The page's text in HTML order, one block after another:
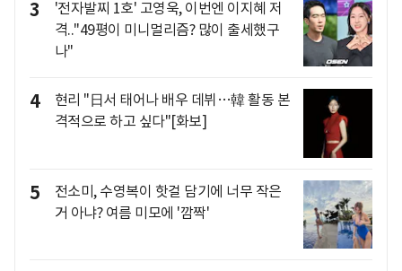
3
'전자발찌 1호' 고영욱, 이번엔 이지혜 저
격.."49평이 미니멀리즘? 많이 출세했구
나"
4
현리 "日서 태어나 배우 데뷔…韓 활동 본
격적으로 하고 싶다"[화보]
5
전소미, 수영복이 핫걸 담기에 너무 작은
거 아냐? 여름 미모에 '깜짝'